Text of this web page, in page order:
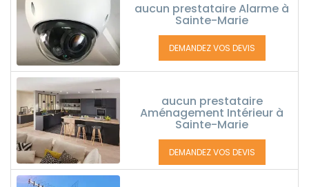
aucun prestataire Alarme à
Sainte-Marie
DEMANDEZ VOS DEVIS
aucun prestataire
Aménagement Intérieur à
Sainte-Marie
DEMANDEZ VOS DEVIS